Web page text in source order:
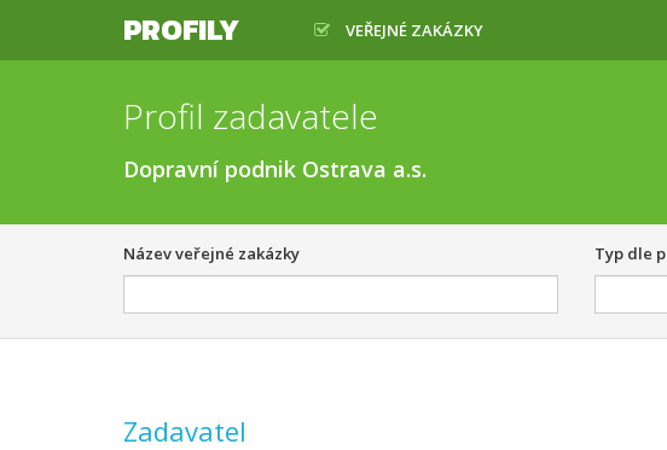
PROFILY VEŘEJNÉ ZAKÁZKY
Profil zadavatele
Dopravní podnik Ostrava a.s.
Název veřejné zakázky Typ dle
Zadavatel